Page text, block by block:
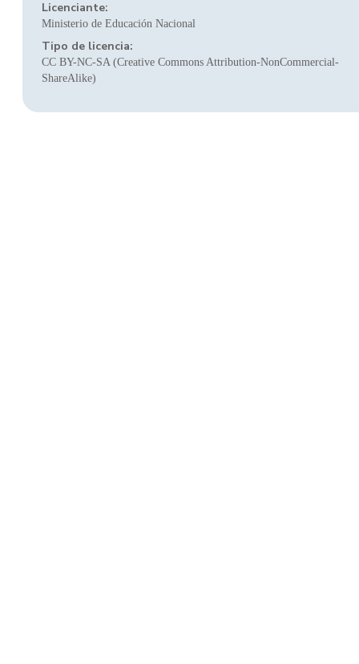
Licenciante:
Ministerio de Educación Nacional
Tipo de licencia:
CC BY-NC-SA (Creative Commons Attribution-NonCommercial-
ShareAlike)